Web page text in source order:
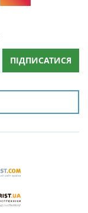
ПІДПИСАТИСЯ